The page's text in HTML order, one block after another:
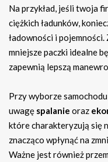
Na przykład, jeśli twoja
ciężkich ładunków,
ładowności i
mniejsze paczki idealne
zapewnią lepszą
Przy wyborze
uwagę spalanie oraz
które charakteryzują się
znacząco wpłynąć na
Ważne jest również